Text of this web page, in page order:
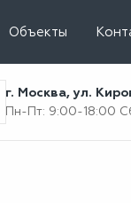
Объекты
г. Москва, ул.
Пн-Пт: 9:00-18:00